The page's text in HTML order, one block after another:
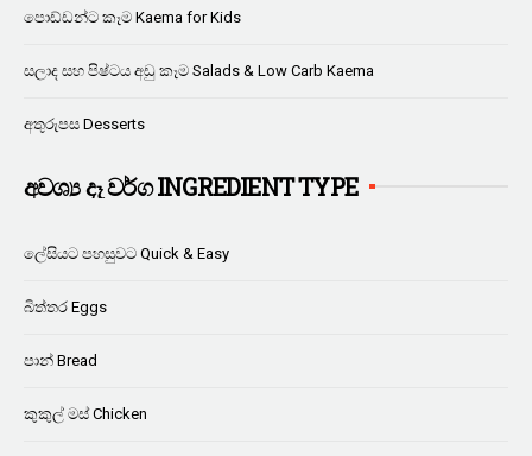
පොඩ්ඩන්ට කෑම Kaema for Kids
සලාද සහ පිෂ්ටය අඩු කෑම Salads & Low Carb Kaema
අතුරුපස Desserts
අවශ්‍ය දෑ වර්ග INGREDIENT TYPE
ලේසියට පහසුවට Quick & Easy
බිත්තර Eggs
පාන් Bread
කුකුල් මස් Chicken